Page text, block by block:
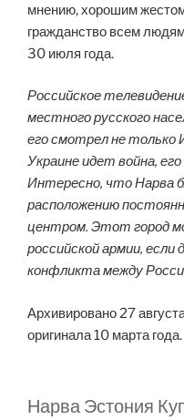
мнению, хорошим
гражданство всем
30 июля года.
Российское
местного русского
его смотрел не только
Украине идет война,
Интересно, что Нарва
расположению
центром. Этот город
российской армии, если
конфликта между
Архивировано 27
оригинала 10 марта года.
Нарва Эстония